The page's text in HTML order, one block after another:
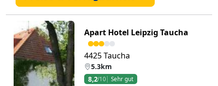
Apart Hotel Leipzig Taucha
4425 Taucha
5.3km
8,2/10 Sehr gut